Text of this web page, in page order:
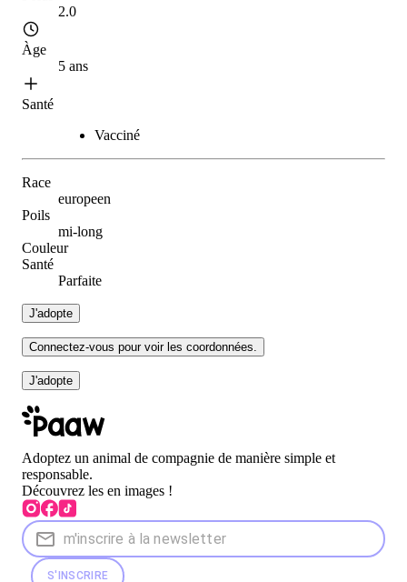
2.0
Àge
5 ans
Santé
Vacciné
Race
europeen
Poils
mi-long
Couleur
Santé
Parfaite
J'adopte
Connectez-vous pour voir les coordonnées.
J'adopte
Adoptez un animal de compagnie de manière simple et
responsable.
Découvrez les en images !
S'INSCRIRE